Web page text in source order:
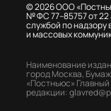
© 2026 ООО
№ ФС 77–85757 от 22
службой по надзору
и массовых
Наименование
город Москва,
«Постньюс»
редакции: